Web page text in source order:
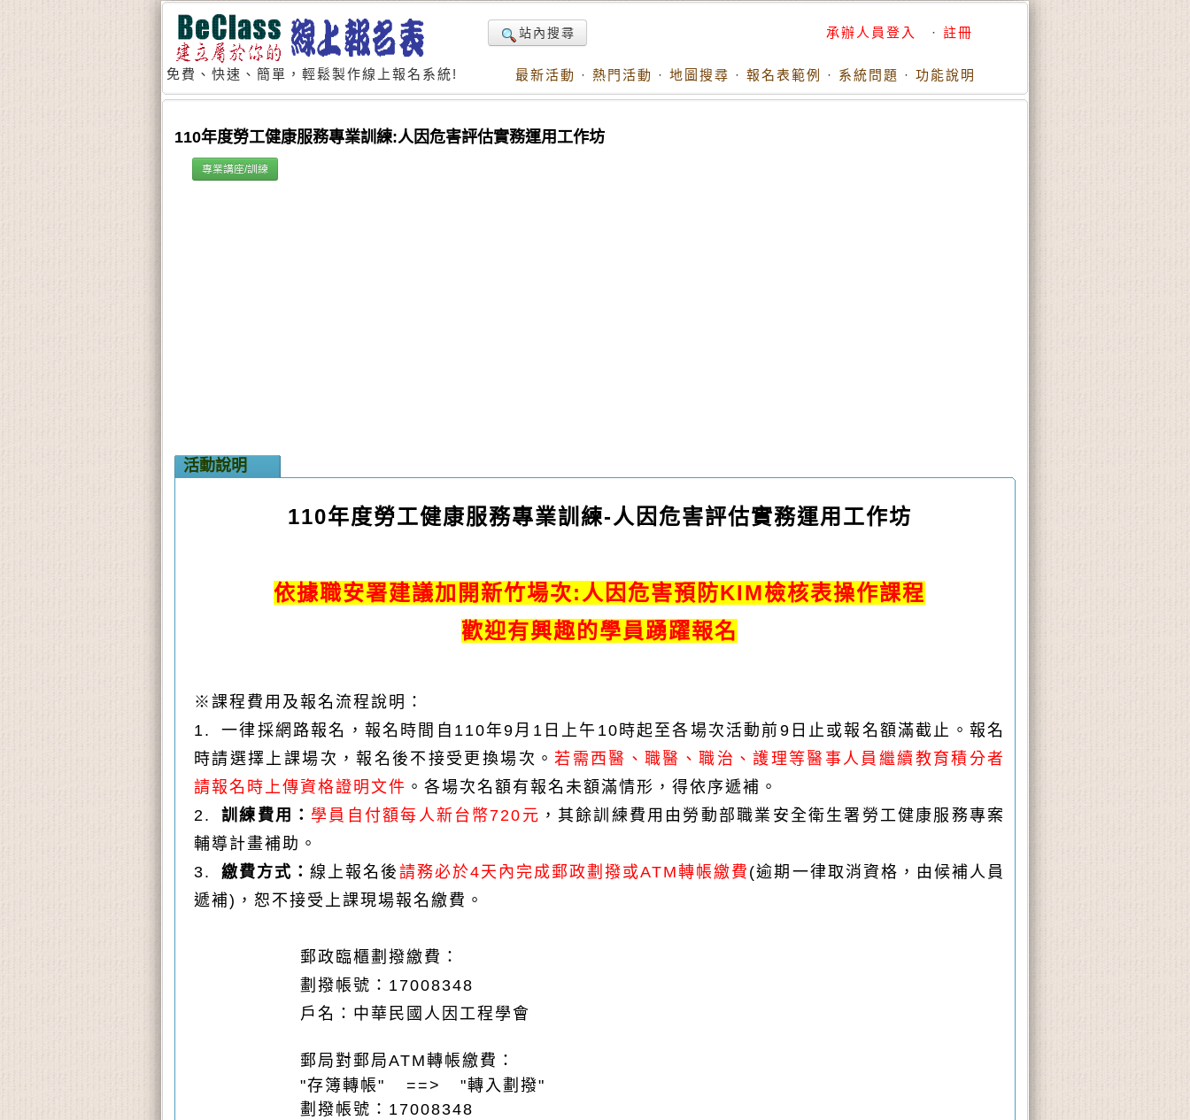
免費、快速、簡單，輕鬆製作線上報名系統!
站內搜尋 承辦人員登入 · 註冊
最新活動 · 熱門活動 · 地圖搜尋 · 報名表範例 · 系統問題 · 功能說明
110年度勞工健康服務專業訓練:人因危害評估實務運用工作坊
專業講座/訓練
活動說明
110年度勞工健康服務專業訓練-人因危害評估實務運用工作坊
依據職安署建議加開新竹場次:人因危害預防KIM檢核表操作課程
歡迎有興趣的學員踴躍報名
※課程費用及報名流程說明：
1. 一律採網路報名，報名時間自110年9月1日上午10時起至各場次活動前9日止或報名額滿截止。報名
時請選擇上課場次，報名後不接受更換場次 。若需西醫、職醫、職治、護理等醫事人員繼續教育積分者
請報名時上傳資格證明文件 。各場次名額有報名未額滿情形，得依序遞補。
2.訓練費用： 學員自付額每人新台幣720元 ，其餘訓練費用由勞動部職業安全衛生署勞工健康服務專案
輔導計畫補助。
3.繳費方式：線上報名後 請務必於4天內完成郵政劃撥或ATM轉帳繳費 (逾期一律取消資格，由候補人員
遞補)，恕不接受上課現場報名繳費。
郵政臨櫃劃撥繳費：
劃撥帳號：17008348
戶名：中華民國人因工程學會
郵局對郵局ATM轉帳繳費：
"存簿轉帳" ==>
"轉入劃撥"
劃撥帳號：17008348